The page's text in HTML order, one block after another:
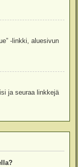
-linkki, aluesivun
ja seuraa linkkejä